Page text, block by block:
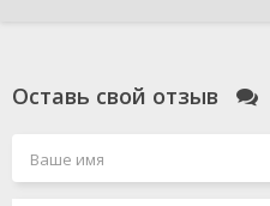
Оставь свой отзыв